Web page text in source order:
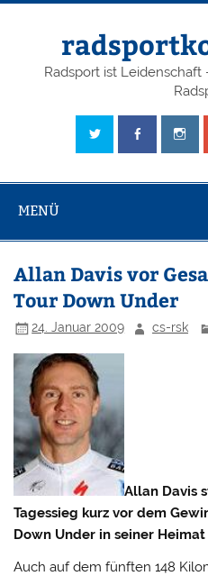
Radsport ist
MENÜ
Allan Davis vor
Tour Down Under
24. Januar 2009 cs-rsk
Allan Davis
Tagessieg kurz vor dem
Down Under in seiner
Auch auf dem fünften 148